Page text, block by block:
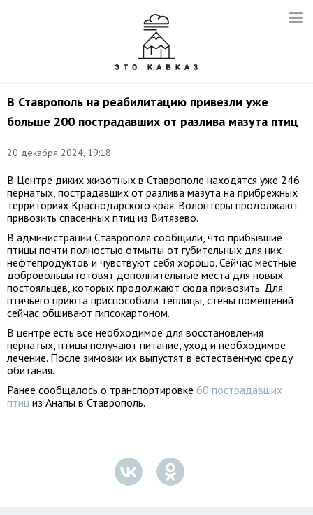
В Ставрополь на реабилитацию привезли уже
больше 200 пострадавших от разлива мазута птиц
20 декабря 2024, 19:18
В Центре диких животных в Ставрополе находятся уже 246
пернатых, пострадавших от разлива мазута на прибрежных
территориях Краснодарского края. Волонтеры продолжают
привозить спасенных птиц из Витязево.
В администрации Ставрополя сообщили, что прибывшие
птицы почти полностью отмыты от губительных для них
нефтепродуктов и чувствуют себя хорошо. Сейчас местные
добровольцы готовят дополнительные места для новых
постояльцев, которых продолжают сюда привозить. Для
птичьего приюта приспособили теплицы, стены помещений
сейчас обшивают гипсокартоном.
В центре есть все необходимое для восстановления
пернатых, птицы получают питание, уход и необходимое
лечение. После зимовки их выпустят в естественную среду
обитания.
Ранее сообщалось о транспортировке 60 пострадавших
птиц из Анапы в Ставрополь.